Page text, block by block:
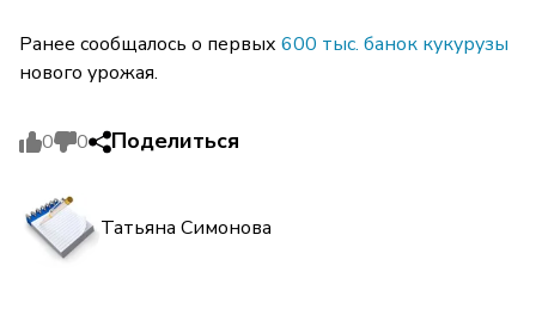
Ранее сообщалось о первых 600 тыс. банок кукурузы
нового урожая.
0 0 Поделиться
Татьяна Симонова